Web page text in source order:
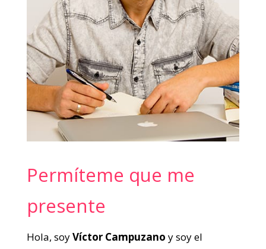
Permíteme que me
presente
Hola, soyVíctor Campuzano y soy el